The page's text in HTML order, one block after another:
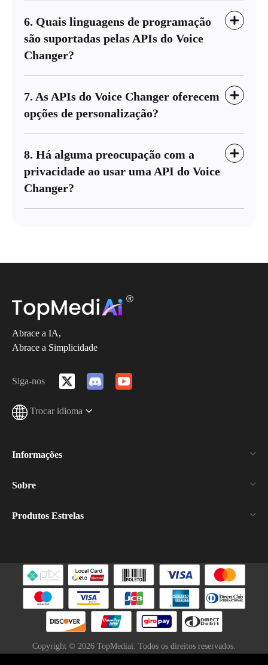
6. Quais linguagens de programação
são suportadas pelas APIs do Voice
Changer?
7. As APIs do Voice Changer oferecem
opções de personalização?
8. Há alguma preocupação com a
privacidade ao usar uma API do Voice
Changer?
Abrace a IA,
Abrace a Simplicidade
Siga-nos
Trocar idioma
Informações
Sobre
Produtos Estrelas
Copyright © 2026 TopMediai. Todos os direitos reservados.